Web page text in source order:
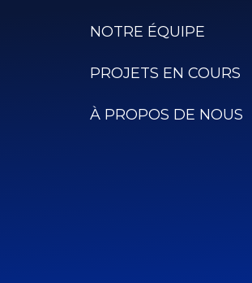
NOTRE ÉQUIPE
PROJETS EN COURS
À PROPOS DE NOUS